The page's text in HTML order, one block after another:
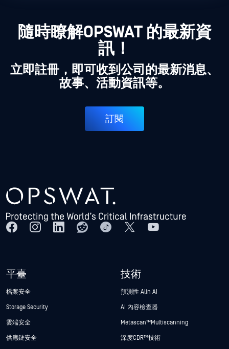
隨時瞭解OPSWAT 的最新資
訊！
立即註冊，即可收到公司的最新消息、
故事、活動資訊等。
訂閱
平臺
檔案安全
Storage Security
雲端安全
供應鏈安全
技術
預測性 Alin AI
AI 內容檢查器
Metascan™ Multiscanning
深度CDR™技術